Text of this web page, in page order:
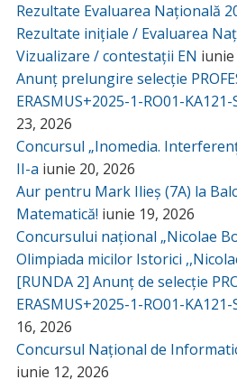
Rezultate Evaluarea Națională
Rezultate inițiale / Evaluarea
Vizualizare / contestații EN iunie
Anunț prelungire selecție
ERASMUS+2025-1-RO01-
23, 2026
Concursul „Inomedia.
II-a iunie 20, 2026
Aur pentru Mark Ilieș (7A) la
Matematică! iunie 19, 2026
Concursului național „Nicolae
Olimpiada micilor Istorici
[RUNDA 2] Anunț de selecție
ERASMUS+2025-1-RO01-
16, 2026
Concursul Național de
iunie 12, 2026